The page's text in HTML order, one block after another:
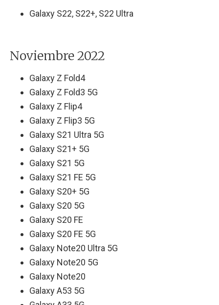
Galaxy S22, S22+, S22 Ultra
Noviembre 2022
Galaxy Z Fold4
Galaxy Z Fold3 5G
Galaxy Z Flip4
Galaxy Z Flip3 5G
Galaxy S21 Ultra 5G
Galaxy S21+ 5G
Galaxy S21 5G
Galaxy S21 FE 5G
Galaxy S20+ 5G
Galaxy S20 5G
Galaxy S20 FE
Galaxy S20 FE 5G
Galaxy Note20 Ultra 5G
Galaxy Note20 5G
Galaxy Note20
Galaxy A53 5G